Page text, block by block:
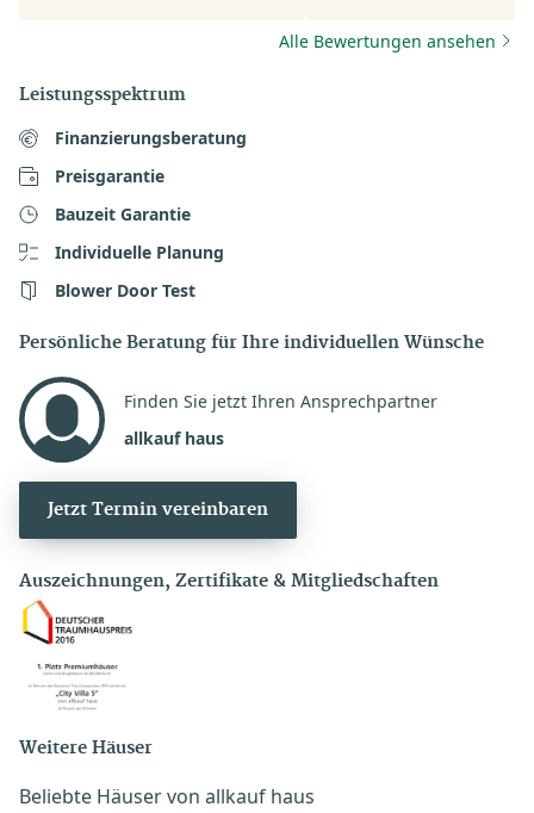
Alle Bewertungen ansehen
Leistungsspektrum
Finanzierungsberatung
Preisgarantie
Bauzeit Garantie
Individuelle Planung
Blower Door Test
Persönliche Beratung für Ihre individuellen Wünsche
Finden Sie jetzt Ihren Ansprechpartner
allkauf haus
Jetzt Termin vereinbaren
Auszeichnungen, Zertifikate & Mitgliedschaften
Weitere Häuser
Beliebte Häuser von allkauf haus